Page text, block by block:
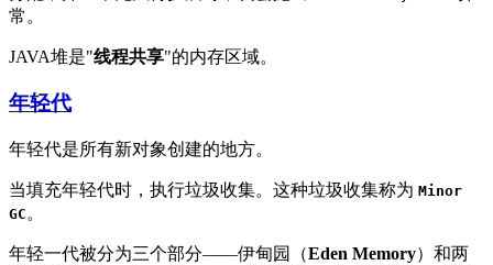
常。
JAVA堆是"线程共享"的内存区域。
年轻代
年轻代是所有新对象创建的地方。
当填充年轻代时，执行垃圾收集。这种垃圾收集称为 Minor
GC 。
年轻一代被分为三个部分——伊甸园（Eden Memory）和两